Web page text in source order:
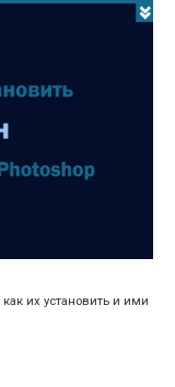
их установить и ими